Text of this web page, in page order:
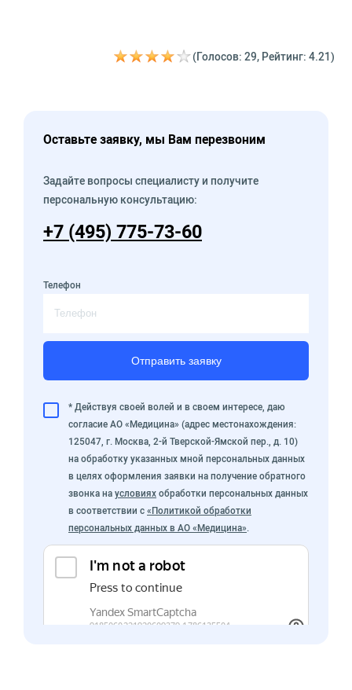
(Голосов: 29, Рейтинг: 4.21)
Оставьте заявку, мы Вам перезвоним
Задайте вопросы специалисту и получите
персональную консультацию:
+7 (495) 775-73-60
Телефон
Отправить заявку
* Действуя своей волей и в своем интересе, даю
согласие АО «Медицина» (адрес местонахождения:
125047, г. Москва, 2-й Тверской-Ямской пер., д. 10)
на обработку указанных мной персональных данных
в целях оформления заявки на получение обратного
звонка на условиях обработки персональных данных
в соответствии с «Политикой обработки
персональных данных в АО «Медицина».